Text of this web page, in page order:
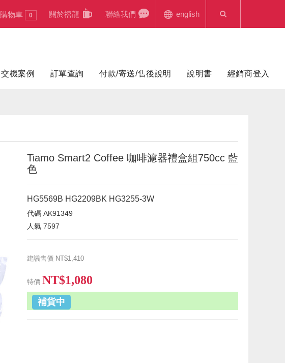
購物車 0 關於禧龍 聯絡我們 english
交機案例 訂單查詢 付款/寄送/售後說明 說明書 經銷商登入
Tiamo Smart2 Coffee 咖啡濾器禮盒組750cc 藍
色
HG5569B HG2209BK HG3255-3W
代碼 AK91349
人氣 7597
建議售價 NT$1,410
特價 NT$1,080
補貨中